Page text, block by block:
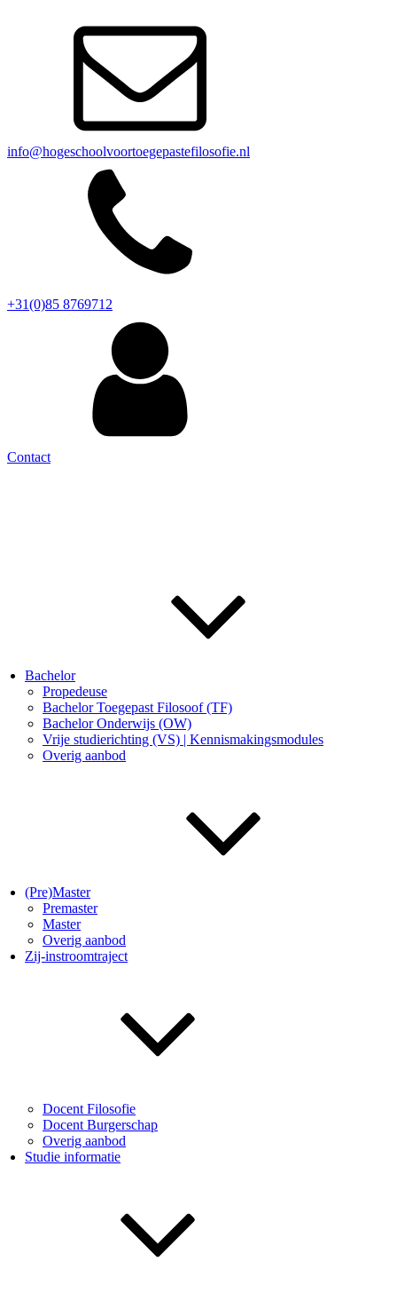
info@hogeschoolvoortoegepastefilosofie.nl
+31(0)85 8769712
Contact
Bachelor
Propedeuse
Bachelor Toegepast Filosoof (TF)
Bachelor Onderwijs (OW)
Vrije studierichting (VS) | Kennismakingsmodules
Overig aanbod
(Pre)Master
Premaster
Master
Overig aanbod
Zij-instroomtraject
Docent Filosofie
Docent Burgerschap
Overig aanbod
Studie informatie